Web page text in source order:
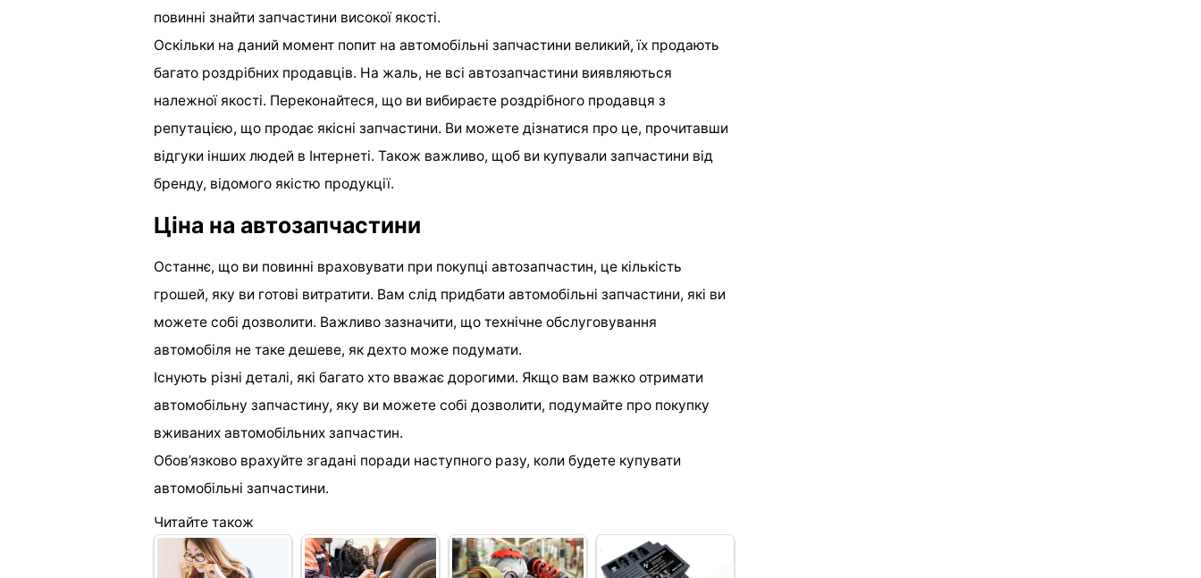
повинні знайти запчастини високої якості.
Оскільки на даний момент попит на автомобільні запчастини великий, їх продають
багато роздрібних продавців. На жаль, не всі автозапчастини виявляються
належної якості. Переконайтеся, що ви вибираєте роздрібного продавця з
репутацією, що продає якісні запчастини. Ви можете дізнатися про це, прочитавши
відгуки інших людей в Інтернеті. Також важливо, щоб ви купували запчастини від
бренду, відомого якістю продукції.
Ціна на автозапчастини
Останнє, що ви повинні враховувати при покупці автозапчастин, це кількість
грошей, яку ви готові витратити. Вам слід придбати автомобільні запчастини, які ви
можете собі дозволити. Важливо зазначити, що технічне обслуговування
автомобіля не таке дешеве, як дехто може подумати.
Існують різні деталі, які багато хто вважає дорогими. Якщо вам важко отримати
автомобільну запчастину, яку ви можете собі дозволити, подумайте про покупку
вживаних автомобільних запчастин.
Обов’язково врахуйте згадані поради наступного разу, коли будете купувати
автомобільні запчастини.
Читайте також